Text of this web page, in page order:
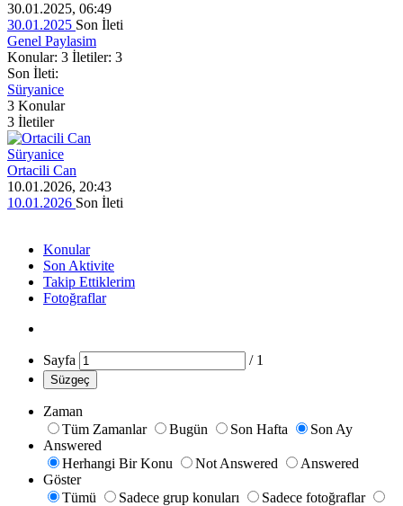
30.01.2025, 06:49
30.01.2025 Son İleti
Genel Paylasim
Konular: 3 İletiler: 3
Son İleti:
Süryanice
3 Konular
3 İletiler
Süryanice
Ortacili Can
10.01.2026, 20:43
10.01.2026 Son İleti
Konular
Son Aktivite
Takip Ettiklerim
Fotoğraflar
Sayfa / 1
Süzgeç
Zaman
Tüm Zamanlar
Bugün Son Hafta
Son Ay
Answered
Herhangi Bir Konu
Not Answered
Answered
Göster
Tümü
Sadece grup konuları
Sadece fotoğraflar